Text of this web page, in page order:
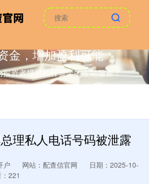
金，增加盈利可能
投资者提供杠杆资金的金融服务！
理私人电话号码被泄露
户 网站：配查信官网
日期：2025-10-
221